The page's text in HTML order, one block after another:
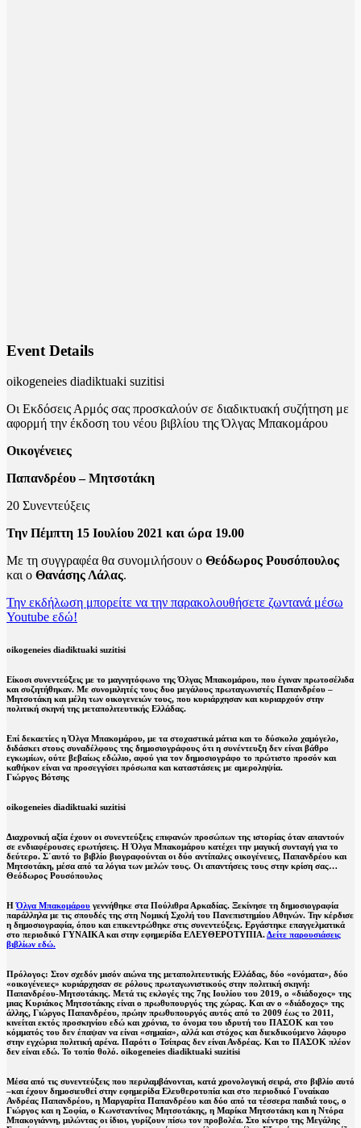
Event Details
oikogeneies diadiktuaki suzitisi
Οι Εκδόσεις Αρμός σας προσκαλούν σε διαδικτυακή συζήτηση με
αφορμή την έκδοση του νέου βιβλίου της Όλγας Μπακομάρου
Οικογένειες
Παπανδρέου – Μητσοτάκη
20 Συνεντεύξεις
Την Πέμπτη 15 Ιουλίου 2021 και ώρα 19.00
Με τη συγγραφέα θα συνομιλήσουν ο Θεόδωρος Ρουσόπουλος
και ο Θανάσης Λάλας.
Την εκδήλωση μπορείτε να την παρακολουθήσετε ζωντανά μέσω
Youtube εδώ!
oikogeneies diadiktuaki suzitisi
Είκοσι συνεντεύξεις με το μαγνητόφωνο της Όλγας Μπακομάρου, που έγιναν πρωτοσέλιδα
και συζητήθηκαν. Με συνομιλητές τους δυο μεγάλους πρωταγωνιστές Παπανδρέου –
Μητσοτάκη και μέλη των οικογενειών τους, που κυριάρχησαν και κυριαρχούν στην
πολιτική σκηνή της μεταπολιτευτικής Ελλάδας.
Επί δεκαετίες η Όλγα Μπακομάρου, με τα στοχαστικά μάτια και το δύσκολο χαμόγελο,
διδάσκει στους συναδέλφους της δημοσιογράφους ότι η συνέντευξη δεν είναι βάθρο
εγκωμίων, ούτε βεβαίως εδώλιο, αφού για τον δημοσιογράφο το πρώτιστο προσόν και
καθήκον είναι να προσεγγίσει πρόσωπα και καταστάσεις με αμεροληψία.
Γιώργος Βότσης
oikogeneies diadiktuaki suzitisi
Διαχρονική αξία έχουν οι συνεντεύξεις επιφανών προσώπων της ιστορίας όταν απαντούν
σε ενδιαφέρουσες ερωτήσεις. Η Όλγα Μπακομάρου κατέχει την μαγική συνταγή για το
δεύτερο. Σ᾽αυτό το βιβλίο βιογραφούνται οι δύο αντίπαλες οικογένειες, Παπανδρέου και
Μητσοτάκη, μέσα από τα λόγια των μελών τους. Οι απαντήσεις τους στην κρίση σας…
Θεόδωρος Ρουσόπουλος
ΗΌλγα Μπακομάρου γεννήθηκε στα Πούλιθρα Αρκαδίας. Ξεκίνησε τη δημοσιογραφία
παράλληλα με τις σπουδές της στη Νομική Σχολή του Πανεπιστημίου Αθηνών. Την κέρδισε
η δημοσιογραφία, όπου και επικεντρώθηκε στις συνεντεύξεις. Εργάστηκε επαγγελματικά
στο περιοδικό ΓΥΝΑΙΚΑ και στην εφημερίδα ΕΛΕΥΘΕΡΟΤΥΠΙΑ.Δείτε παρουσιάσεις
βιβλίων εδώ.
Πρόλογος: Στον σχεδόν μισόν αιώνα της μεταπολιτευτικής Ελλάδας, δύο «ονόματα», δύο
«οικογένειες» κυριάρχησαν σε ρόλους πρωταγωνιστικούς στην πολιτική σκηνή:
Παπανδρέου-Μητσοτάκης. Μετά τις εκλογές της 7ης Ιουλίου του 2019, ο «διάδοχος» της
μιας Κυριάκος Μητσοτάκης είναι ο πρωθυπουργός της χώρας. Και αν ο «διάδοχος» της
άλλης, Γιώργος Παπανδρέου, πρώην πρωθυπουργός αυτός από το 2009 έως το 2011,
κινείται εκτός προσκηνίου εδώ και χρόνια, το όνομα του ιδρυτή του ΠΑΣΟΚ και του
κόμματός του δεν έπαψαν να είναι «σημαία», αλλά και στόχος και διεκδικούμενο λάφυρο
στην εγχώρια πολιτική αρένα. Παρότι ο Τσίπρας δεν είναι Ανδρέας. Και το ΠΑΣΟΚ πλέον
δεν είναι εδώ. Το τοπίο θολό. oikogeneies diadiktuaki suzitisi
Μέσα από τις συνεντεύξεις που περιλαμβάνονται, κατά χρονολογική σειρά, στο βιβλίο αυτό
–και έχουν δημοσιευθεί στην εφημερίδα Ελευθεροτυπία και στο περιοδικό Γυναίκαο
Ανδρέας Παπανδρέου, η Μαργαρίτα Παπανδρέου και δύο από τα τέσσερα παιδιά τους, ο
Γιώργος και η Σοφία, ο Κωνσταντίνος Μητσοτάκης, η Μαρίκα Μητσοτάκη και η Ντόρα
Μπακογιάννη, μιλώντας οι ίδιοι, γυρίζουν πίσω τον προβολέα. Στο κέντρο της Μεγάλης